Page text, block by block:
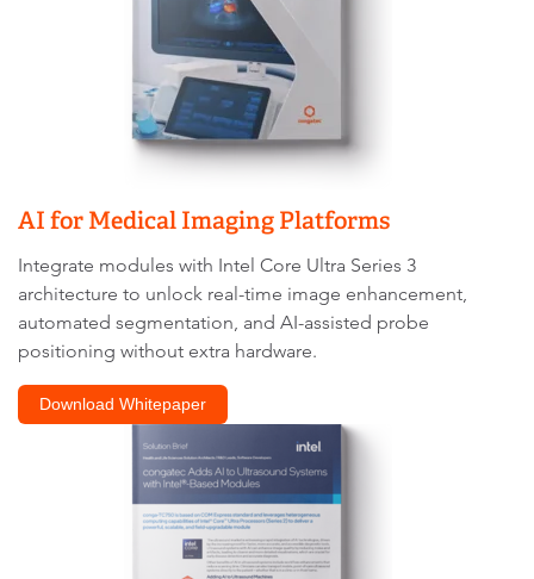
AI for Medical Imaging Platforms
Integrate modules with Intel Core Ultra Series 3
architecture to unlock real-time image enhancement,
automated segmentation, and AI-assisted probe
positioning without extra hardware.
Download Whitepaper